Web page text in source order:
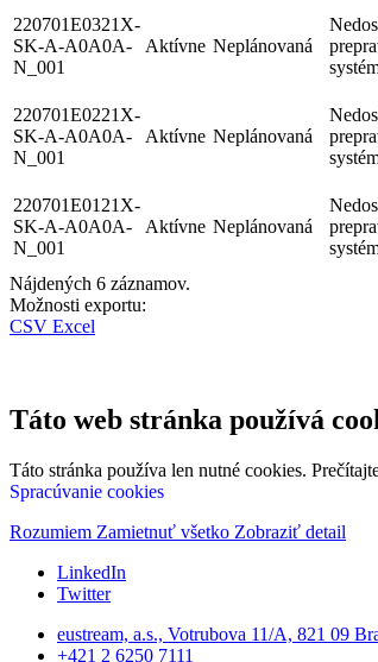
220701E0321X-
SK-A-A0A0A-
N_001
Aktívne Neplánovaná
220701E0221X-
SK-A-A0A0A-
N_001
Aktívne Neplánovaná
220701E0121X-
SK-A-A0A0A-
N_001
Aktívne Neplánovaná
Nájdených 6 záznamov.
Možnosti exportu:
CSV Excel
Táto web stránka používá
Táto stránka používa len nutné cookies.
Spracúvanie cookies
Rozumiem Zamietnuť všetko Zobraziť detail
LinkedIn
Twitter
eustream, a.s., Votrubova 11/A, 821 09
+421 2 6250 7111